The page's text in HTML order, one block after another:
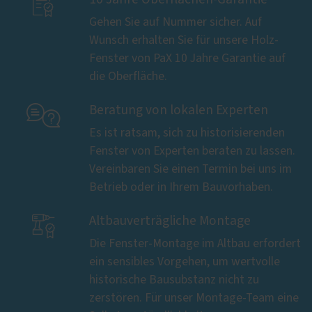
Gehen Sie auf Nummer sicher. Auf
Wunsch erhalten Sie für unsere Holz-
Fenster von PaX 10 Jahre Garantie auf
die Oberfläche.
 Beratung von lokalen Experten
Es ist ratsam, sich zu historisierenden
Fenster von Experten beraten zu lassen.
Vereinbaren Sie einen Termin bei uns im
Betrieb oder in Ihrem Bauvorhaben.
 Altbauverträgliche Montage
Die Fenster-Montage im Altbau erfordert
ein sensibles Vorgehen, um wertvolle
historische Bausubstanz nicht zu
zerstören. Für unser Montage-Team eine